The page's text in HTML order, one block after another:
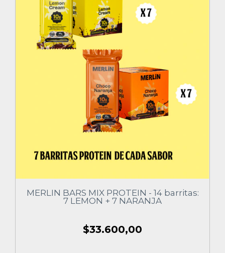
MERLIN BARS MIX PROTEIN - 14 barritas:
7 LEMON + 7 NARANJA
$33.600,00